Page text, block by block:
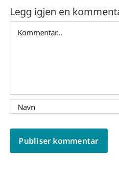
Legg igjen en